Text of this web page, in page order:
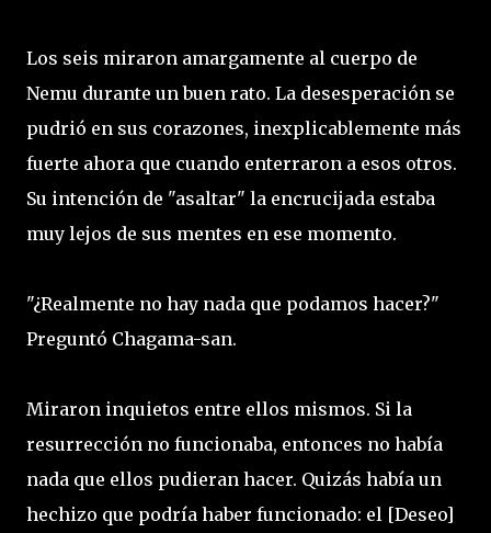
Los seis miraron amargamente al cuerpo de
Nemu durante un buen rato. La desesperación se
pudrió en sus corazones, inexplicablemente más
fuerte ahora que cuando enterraron a esos otros.
Su intención de "asaltar" la encrucijada estaba
muy lejos de sus mentes en ese momento.
"¿Realmente no hay nada que podamos hacer?"
Preguntó Chagama-san.
Miraron inquietos entre ellos mismos. Si la
resurrección no funcionaba, entonces no había
nada que ellos pudieran hacer. Quizás había un
hechizo que podría haber funcionado: el [Deseo]